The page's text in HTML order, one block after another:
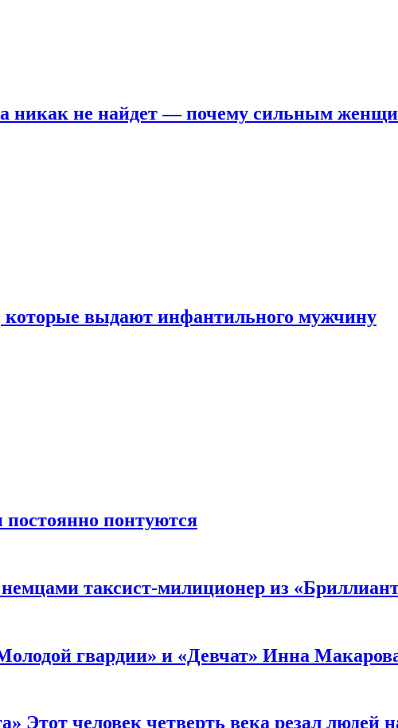
никак не найдет — почему сильным
которые выдают инфантильного мужчину
понтуются
таксист-милиционер из
гвардии» и «Девчат» Инна
Этот человек четверть века резал людей